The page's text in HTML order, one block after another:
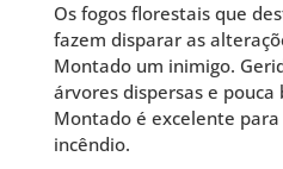
Os fogos florestais que
fazem disparar as
Montado um inimigo.
árvores dispersas e
Montado é excelente
incêndio.